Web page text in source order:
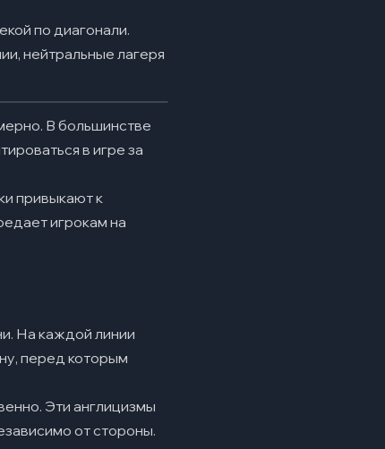
по диагонали.
нейтральные лагеря
В большинстве
в игре за
привыкают к
игрокам на
На каждой линии
перед которым
Эти англицизмы
от стороны.